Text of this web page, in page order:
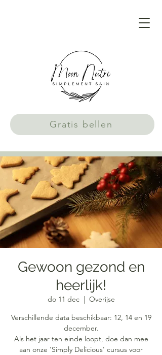
Gratis bellen
Gewoon gezond en
heerlijk!
do 11 dec
  |
Overijse
Verschillende data beschikbaar: 12, 14 en 19
december.
Als het jaar ten einde loopt, doe dan mee
aan onze 'Simply Delicious' cursus voor